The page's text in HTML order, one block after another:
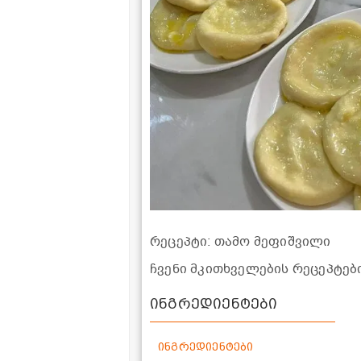
რეცეპტი: თამო მეფიშვილი
ჩვენი მკითხველების
ინგრედიენტები
ინგრედიენტები